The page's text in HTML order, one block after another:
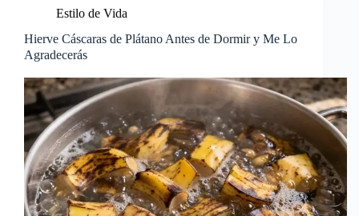
Estilo de Vida
Hierve Cáscaras de Plátano Antes de Dormir y Me Lo
Agradecerás